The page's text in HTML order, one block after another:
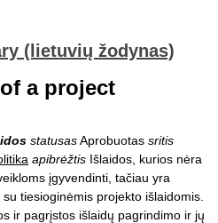
(lietuvių žodynas)
a project
statusasAprobuotas sritis
apibrėžtis Išlaidos, kurios nėra
įgyvendinti, tačiau yra
tiesioginėmis projekto išlaidomis.
ir pagrįstos išlaidų pagrindimo ir jų